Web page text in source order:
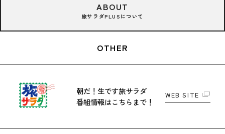
ABOUT
旅サラダPLUSについて
OTHER
朝だ！生です旅サラダ
番組情報はこちらまで！
WEB SITE